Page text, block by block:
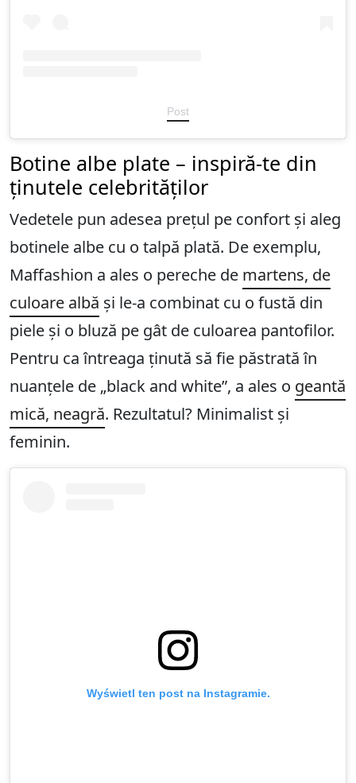
Post
Botine albe plate – inspiră-te din
ținutele celebrităților
Vedetele pun adesea prețul pe confort și aleg
botinele albe cu o talpă plată. De exemplu,
Maffashion a ales o pereche de martens, de
culoare albă și le-a combinat cu o fustă din
piele și o bluză pe gât de culoarea pantofilor.
Pentru ca întreaga ținută să fie păstrată în
nuanțele de „black and white”, a ales o geantă
mică, neagră. Rezultatul? Minimalist și
feminin.
Wyświetl ten post na Instagramie.